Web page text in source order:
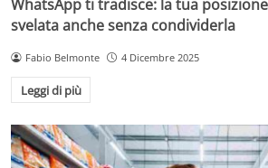
WhatsApp ti tradisce: la tua
svelata anche senza condividerla
Fabio Belmonte 4 Dicembre 2025
Leggi di più